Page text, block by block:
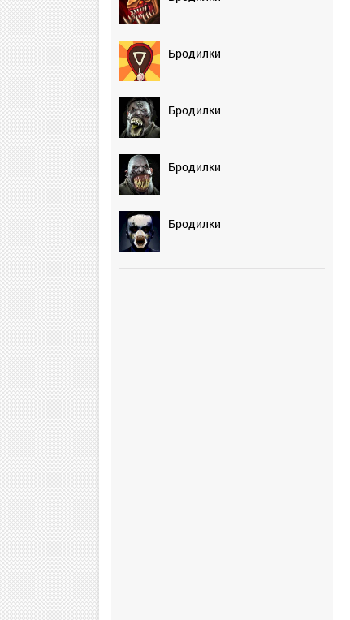
Бродилки
Бродилки
Бродилки
Бродилки